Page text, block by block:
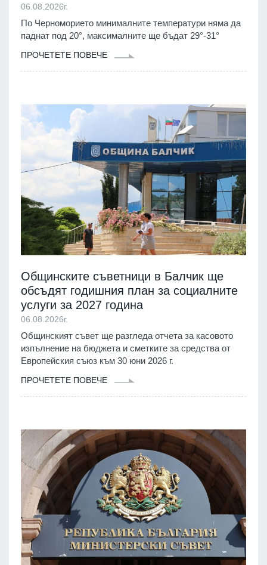
06.08.2026г.
По Черноморието минималните температури няма да
паднат под 20°, максималните ще бъдат 29°-31°
ПРОЧЕТЕТЕ ПОВЕЧЕ
Общинските съветници в Балчик ще
обсъдят годишния план за социалните
услуги за 2027 година
06.08.2026г.
Общинският съвет ще разгледа отчета за касовото
изпълнение на бюджета и сметките за средства от
Европейския съюз към 30 юни 2026 г.
ПРОЧЕТЕТЕ ПОВЕЧЕ